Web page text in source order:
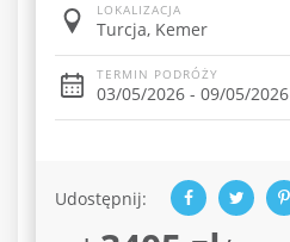
LOKALIZACJA
Turcja, Kemer
TERMIN PODRÓŻY
03/05/2026 - 09/05/2026
Udostępnij: